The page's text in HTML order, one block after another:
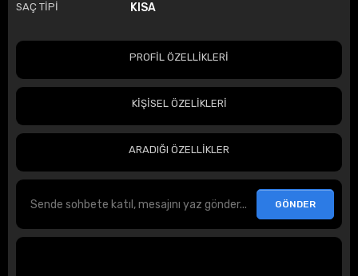
SAÇ TİPİ KISA
PROFİL ÖZELLİKLERİ
KİŞİSEL ÖZELİKLERİ
ARADIĞI ÖZELLİKLER